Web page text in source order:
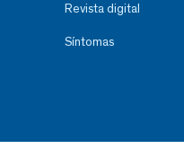
Revista digital
Síntomas